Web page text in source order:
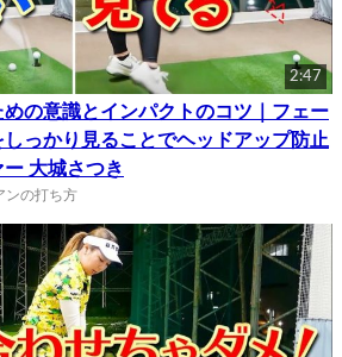
2:47
の意識とインパクトのコツ｜フェー
っかり見ることでヘッドアップ防止
大城さつき
ンの打ち方